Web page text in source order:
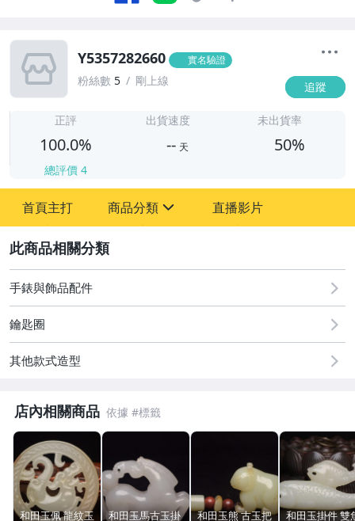
Y5357282660 實名驗證
粉絲數 5 剛上線 追蹤
正評
100.0%
總評價 4
出貨速度
-- 天
未出貨率
50%
首頁主打 商品分類
圖書/影音/文具
古董、藝術與礦石
偶像、球員卡與郵幣
直播影片
手錶與飾品配件
鑰匙圈
其他款式造型
店內相關商品
和田玉佩 龍紋玉
和田玉馬古玉掛
和田玉熊 古玉把
和田玉掛件 雙